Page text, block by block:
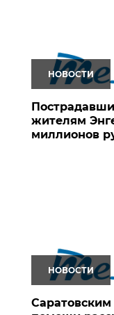
НОВОСТИ
жителям
миллионов
НОВОСТИ